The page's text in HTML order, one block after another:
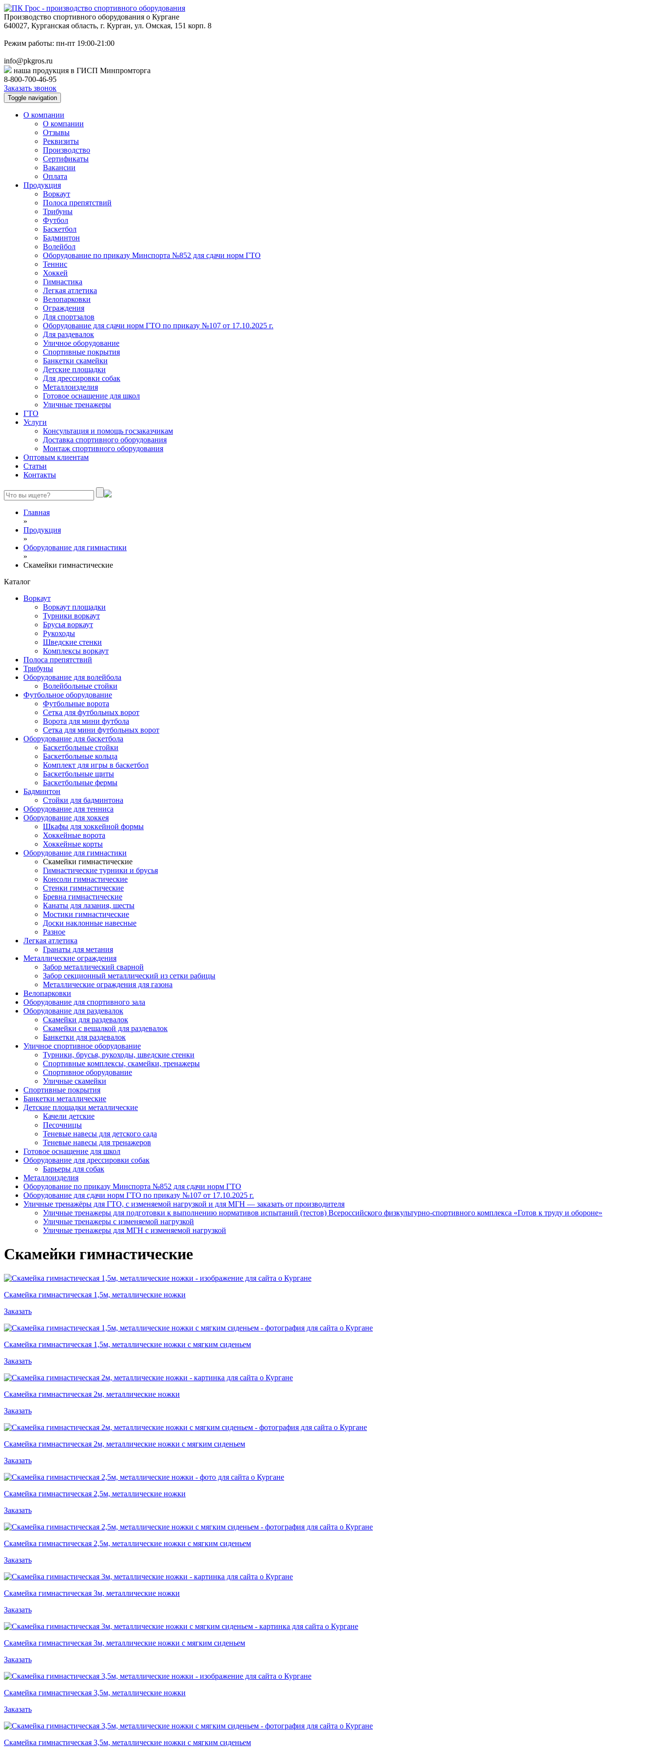
Производство спортивного оборудования о Кургане
640027, Курганская область, г. Курган, ул. Омская, 151 корп. 8
Режим работы: пн-пт 19:00-21:00
info@pkgros.ru
наша продукция в ГИСП Минпромторга
8-800-700-46-95
Заказать звонок
Toggle navigation
О компании
О компании
Отзывы
Реквизиты
Производство
Сертификаты
Вакансии
Оплата
Продукция
Воркаут
Полоса препятствий
Трибуны
Футбол
Баскетбол
Бадминтон
Волейбол
Оборудование по приказу Минспорта №852 для сдачи норм ГТО
Теннис
Хоккей
Гимнастика
Легкая атлетика
Велопарковки
Ограждения
Для спортзалов
Оборудование для сдачи норм ГТО по приказу №107 от 17.10.2025 г.
Для раздевалок
Уличное оборудование
Спортивные покрытия
Банкетки скамейки
Детские площадки
Для дреcсировки собак
Металлоизделия
Готовое оснащение для школ
Уличные тренажеры
ГТО
Услуги
Консультация и помощь госзаказчикам
Доставка спортивного оборудования
Монтаж спортивного оборудования
Оптовым клиентам
Статьи
Контакты
Главная
»
Продукция
»
Оборудование для гимнастики
»
Скамейки гимнастические
Каталог
Воркаут
Воркаут площадки
Турники воркаут
Брусья воркаут
Рукоходы
Шведские стенки
Комплексы воркаут
Полоса препятствий
Трибуны
Оборудование для волейбола
Волейбольные стойки
Футбольное оборудование
Футбольные ворота
Сетка для футбольных ворот
Ворота для мини футбола
Сетка для мини футбольных ворот
Оборудование для баскетбола
Баскетбольные стойки
Баскетбольные кольца
Комплект для игры в баскетбол
Баскетбольные щиты
Баскетбольные фермы
Бадминтон
Стойки для бадминтона
Оборудование для тенниса
Оборудование для хоккея
Шкафы для хоккейной формы
Хоккейные ворота
Хоккейные корты
Оборудование для гимнастики
Скамейки гимнастические
Гимнастические турники и брусья
Консоли гимнастические
Стенки гимнастические
Бревна гимнастические
Канаты для лазания, шесты
Мостики гимнастические
Доски наклонные навесные
Разное
Легкая атлетика
Гранаты для метания
Металлические ограждения
Забор металлический сварной
Забор секционный металлический из сетки рабицы
Металлические ограждения для газона
Велопарковки
Оборудование для спортивного зала
Оборудование для раздевалок
Скамейки для раздевалок
Скамейки с вешалкой для раздевалок
Банкетки для раздевалок
Уличное спортивное оборудование
Турники, брусья, рукоходы, шведские стенки
Спортивные комплексы, скамейки, тренажеры
Спортивное оборудование
Уличные скамейки
Спортивные покрытия
Банкетки металлические
Детские площадки металлические
Качели детские
Песочницы
Теневые навесы для детского сада
Теневые навесы для тренажеров
Готовое оснащение для школ
Оборудование для дрессировки собак
Барьеры для собак
Металлоизделия
Оборудование по приказу Минспорта №852 для сдачи норм ГТО
Оборудование для сдачи норм ГТО по приказу №107 от 17.10.2025 г.
Уличные тренажёры для ГТО, с изменяемой нагрузкой и для МГН — заказать от производителя
Уличные тренажеры для подготовки к выполнению нормативов испытаний (тестов) Всероссийского физкультурно-спортивного комплекса «Готов к труду и обороне»
Уличные тренажеры с изменяемой нагрузкой
Уличные тренажеры для МГН с изменяемой нагрузкой
Скамейки гимнастические
Скамейка гимнастическая 1,5м, металлические ножки
Заказать
Скамейка гимнастическая 1,5м, металлические ножки с мягким сиденьем
Заказать
Скамейка гимнастическая 2м, металлические ножки
Заказать
Скамейка гимнастическая 2м, металлические ножки с мягким сиденьем
Заказать
Скамейка гимнастическая 2,5м, металлические ножки
Заказать
Скамейка гимнастическая 2,5м, металлические ножки с мягким сиденьем
Заказать
Скамейка гимнастическая 3м, металлические ножки
Заказать
Скамейка гимнастическая 3м, металлические ножки с мягким сиденьем
Заказать
Скамейка гимнастическая 3,5м, металлические ножки
Заказать
Скамейка гимнастическая 3,5м, металлические ножки с мягким сиденьем